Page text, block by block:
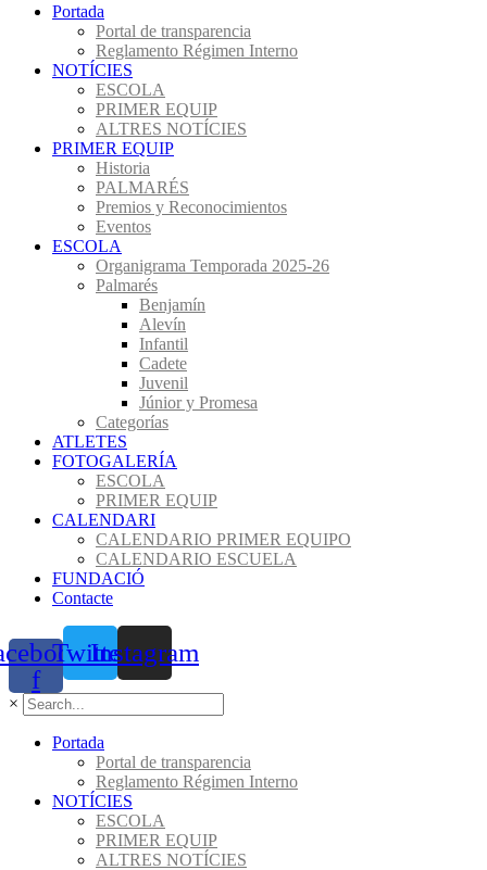
Portada
Portal de transparencia
Reglamento Régimen Interno
NOTÍCIES
ESCOLA
PRIMER EQUIP
ALTRES NOTÍCIES
PRIMER EQUIP
Historia
PALMARÉS
Premios y Reconocimientos
Eventos
ESCOLA
Organigrama Temporada 2025-26
Palmarés
Benjamín
Alevín
Infantil
Cadete
Juvenil
Júnior y Promesa
Categorías
ATLETES
FOTOGALERÍA
ESCOLA
PRIMER EQUIP
CALENDARI
CALENDARIO PRIMER EQUIPO
CALENDARIO ESCUELA
FUNDACIÓ
Contacte
f
TwitterInstagram
×
Portada
Portal de transparencia
Reglamento Régimen Interno
NOTÍCIES
ESCOLA
PRIMER EQUIP
ALTRES NOTÍCIES